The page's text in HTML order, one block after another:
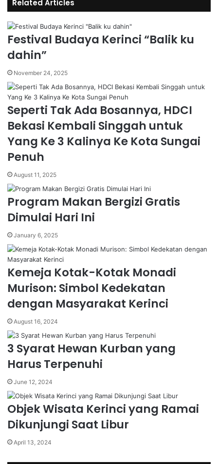
Related Articles
Festival Budaya Kerinci “Balik ku
dahin”
November 24, 2025
Seperti Tak Ada Bosannya, HDCI
Bekasi Kembali Singgah untuk
Yang Ke 3 Kalinya Ke Kota Sungai
Penuh
August 11, 2025
Program Makan Bergizi Gratis
Dimulai Hari Ini
January 6, 2025
Kemeja Kotak-Kotak Monadi
Murison: Simbol Kedekatan
dengan Masyarakat Kerinci
August 16, 2024
3 Syarat Hewan Kurban yang
Harus Terpenuhi
June 12, 2024
Objek Wisata Kerinci yang Ramai
Dikunjungi Saat Libur
April 13, 2024